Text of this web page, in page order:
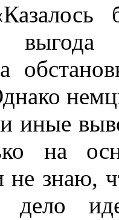
иные
на
не знаю,